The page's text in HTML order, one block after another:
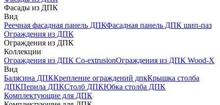
Фасады из ДПК
Вид
Реечная фасадная панель ДПКФасадная панель ДПК шип-паз
Ограждения из ДПК
Ограждения из ДПК
Коллекции
Ограждения из ДПК Co-extrusionОграждения из ДПК Wood-X
Вид
Балясина ДПККрепление ограждений дпкКрышка столба
ДПКПерила ДПКСтолб ДПКЮбка столба ДПК
Комплектующие для ДПК